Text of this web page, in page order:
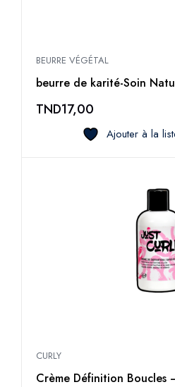
BEURRE VÉGÉTAL
beurre de karité-Soin
TND17,00
Ajouter à la
CURLY
Crème Définition Boucles